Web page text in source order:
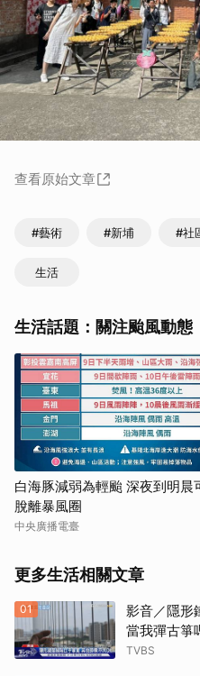
查看原始文章
#藝術 #新埔 #社
生活
生活話題：關注颱風動態
白海豚減弱為輕颱 深夜到明晨
脫離暴風圈
中央廣播電臺
更多生活相關文章
01
影音／隱形
當我彈古
TVBS